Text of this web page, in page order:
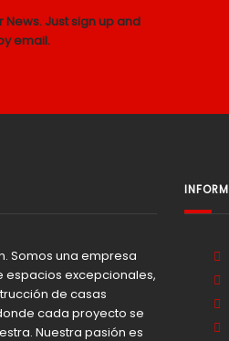
Just sign up and
email.
Somos una empresa
excepcionales,
de casas
cada proyecto se
Nuestra pasión es